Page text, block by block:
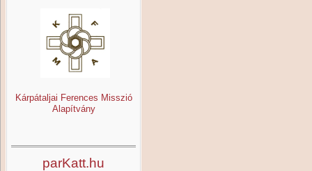
Kárpátaljai Ferences Misszió
Alapítvány
parKatt.hu